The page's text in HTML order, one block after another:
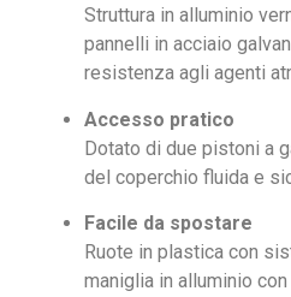
Struttura in alluminio
pannelli in acciaio
resistenza agli agenti
Accesso pratico
Dotato di due pistoni a
del coperchio fluida e
Facile da spostare
Ruote in plastica con
maniglia in alluminio